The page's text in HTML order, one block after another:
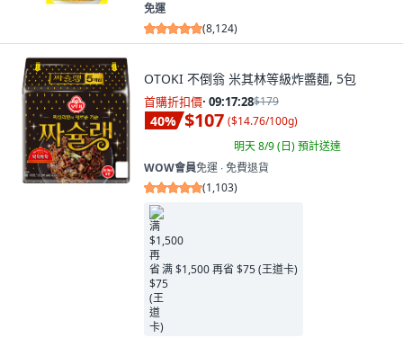
免運
(8,124)
OTOKI 不倒翁 米其林等級炸醬麵, 5包
首購折扣價· 09:17:26$179
40% $107 ($14.76/100g)
明天 8/9 (日)預計送達
WOW會員免運 ∙ 免費退貨
(1,103)
满 $1,500 再省 $75 (王道卡)